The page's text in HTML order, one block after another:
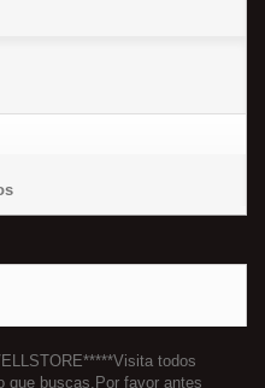
todos
que buscas.Por favor antes